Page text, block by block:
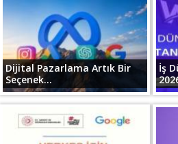
Dijital Pazarlama Artık Bir
Seçenek...
İş